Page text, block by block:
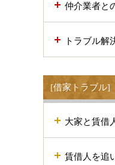
仲介業者と
トラブル解
[借家トラブル]
大家と賃借
賃借人を追